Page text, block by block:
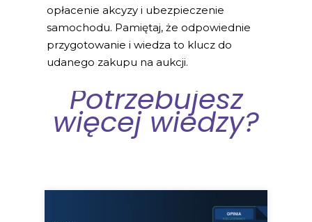
opłacenie akcyzy i ubezpieczenie
samochodu. Pamiętaj, że odpowiednie
przygotowanie i wiedza to klucz do
udanego zakupu na aukcji.
Potrzebujesz
więcej wiedzy?